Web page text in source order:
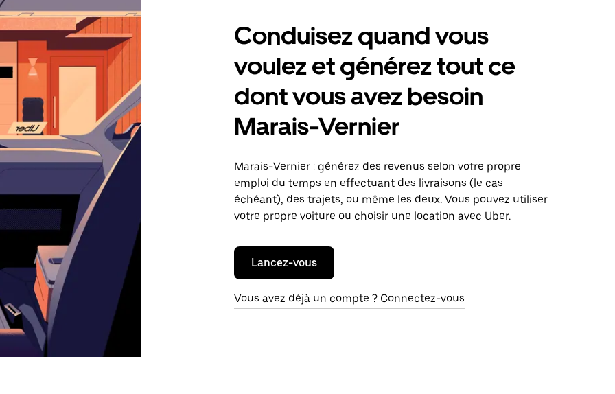
Conduisez quand vous
voulez et générez tout ce
dont vous avez besoin
Marais-Vernier
Marais-Vernier : générez des revenus selon votre propre
emploi du temps en effectuant des livraisons (le cas
échéant), des trajets, ou même les deux. Vous pouvez utiliser
votre propre voiture ou choisir une location avec Uber.
Lancez-vous
Vous avez déjà un compte ? Connectez-vous